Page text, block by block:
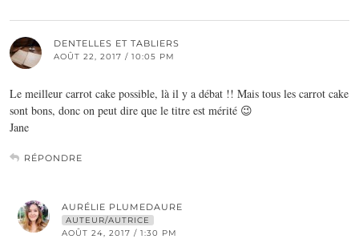
DENTELLES ET TABLIERS
AOÛT 22, 2017 / 10:05 PM
Le meilleur carrot cake possible, là il y a débat !! Mais tous les carrot cake
sont bons, donc on peut dire que le titre est mérité 😉
Jane
RÉPONDRE
AURÉLIE PLUMEDAURE
AUTEUR/AUTRICE
AOÛT 24, 2017 / 1:30 PM